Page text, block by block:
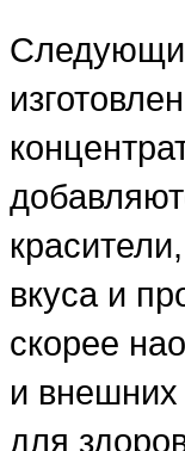
вкуса и
скорее
и внешних
для